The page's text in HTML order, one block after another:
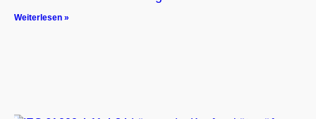
Weiterlesen »